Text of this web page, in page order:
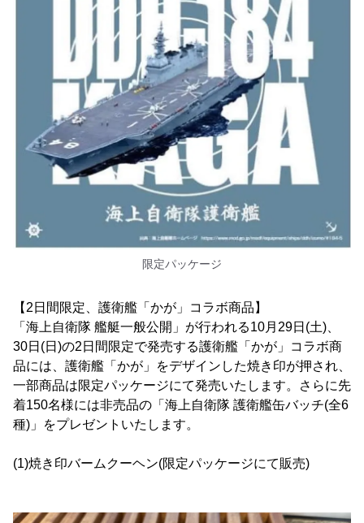
限定パッケージ
【2日間限定、護衛艦「かが」コラボ商品】
「海上自衛隊 艦艇一般公開」が行われる10月29日(土)、
30日(日)の2日間限定で発売する護衛艦「かが」コラボ商
品には、護衛艦「かが」をデザインした焼き印が押され、
一部商品は限定パッケージにて発売いたします。さらに先
着150名様には非売品の「海上自衛隊 護衛艦缶バッチ(全6
種)」をプレゼントいたします。
(1)焼き印バームクーヘン(限定パッケージにて販売)